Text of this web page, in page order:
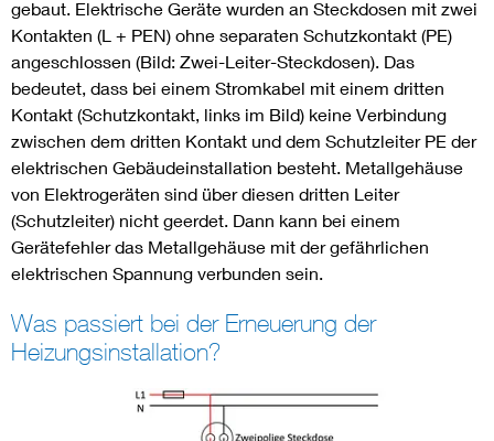
gebaut. Elektrische Geräte wurden an Steckdosen mit zwei
Kontakten (L + PEN) ohne separaten Schutzkontakt (PE)
angeschlossen (Bild: Zwei-Leiter-Steckdosen). Das
bedeutet, dass bei einem Stromkabel mit einem dritten
Kontakt (Schutzkontakt, links im Bild) keine Verbindung
zwischen dem dritten Kontakt und dem Schutzleiter PE der
elektrischen Gebäudeinstallation besteht. Metallgehäuse
von Elektrogeräten sind über diesen dritten Leiter
(Schutzleiter) nicht geerdet. Dann kann bei einem
Gerätefehler das Metallgehäuse mit der gefährlichen
elektrischen Spannung verbunden sein.
Was passiert bei der Erneuerung der
Heizungsinstallation?